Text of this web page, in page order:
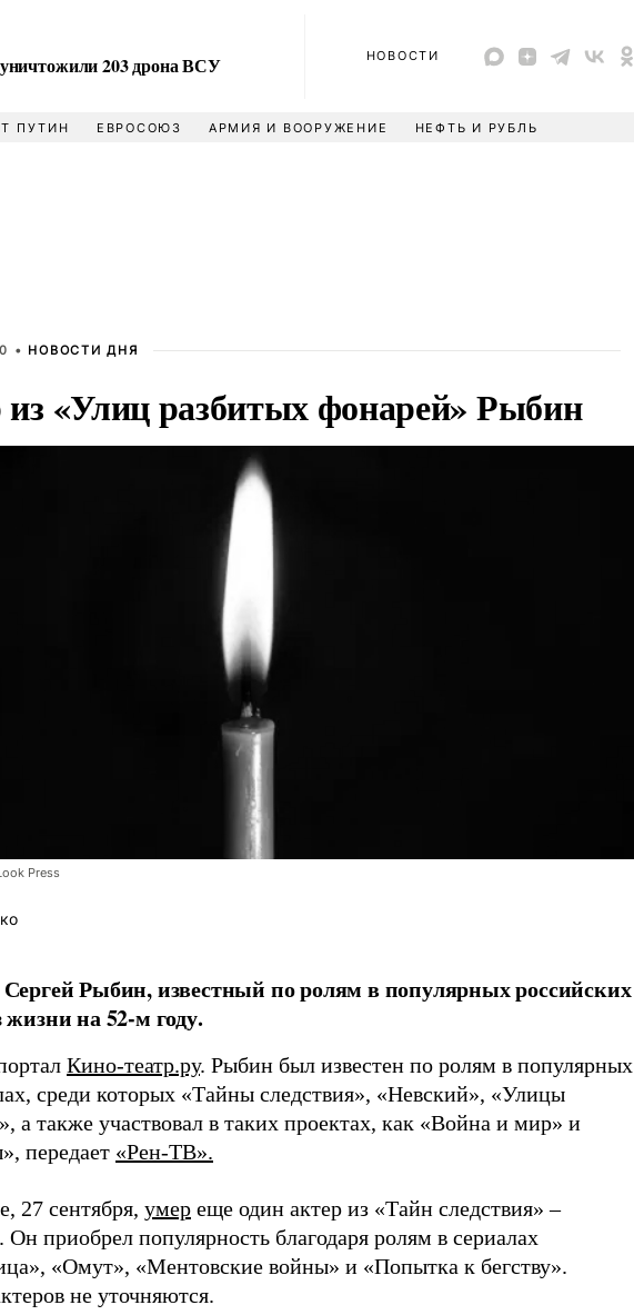
уничтожили 203 дрона ВСУ НОВОСТИ
ПУТИН ЕВРОСОЮЗ АРМИЯ И ВООРУЖЕНИЕ НЕФТЬ И РУБЛЬ
• НОВОСТИ ДНЯ
«Улиц разбитых фонарей» Рыбин
Press
Рыбин, известный по ролям в популярных российских
на 52-м году.
Кино-театр.ру. Рыбин был известен по ролям в популярных
среди которых «Тайны следствия», «Невский», «Улицы
а также участвовал в таких проектах, как «Война и мир» и
передает «Рен-ТВ».
27 сентября, умер еще один актер из «Тайн следствия» –
приобрел популярность благодаря ролям в сериалах
«Омут», «Ментовские войны» и «Попытка к бегству».
не уточняются.